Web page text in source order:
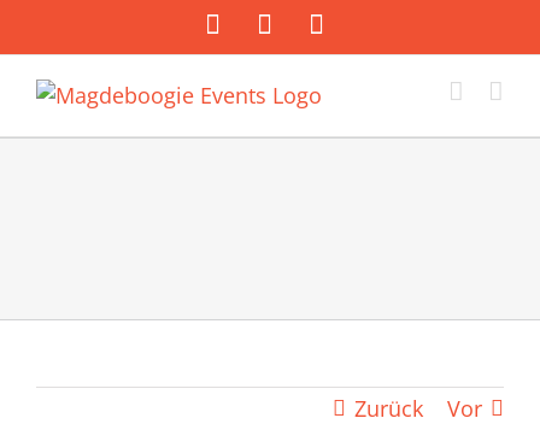
Inhalt
springen
FacebookInstagram
Mail
Zurück Vor